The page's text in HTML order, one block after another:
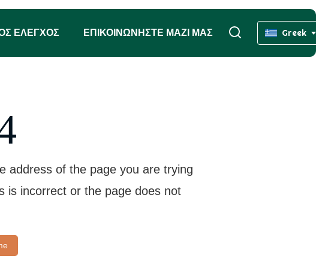
ΈΛΕΓΧΟΣ ΕΠΙΚΟΙΝΩΝΉΣΤΕ ΜΑΖΊ ΜΑΣ Greek
address of the page you are trying
is incorrect or the page does not